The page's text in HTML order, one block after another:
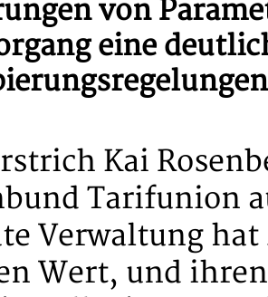
von
eine
Kai
Tarifunion
Verwaltung
Wert, und